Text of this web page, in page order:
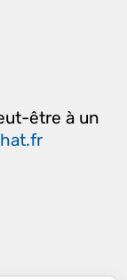
être à un